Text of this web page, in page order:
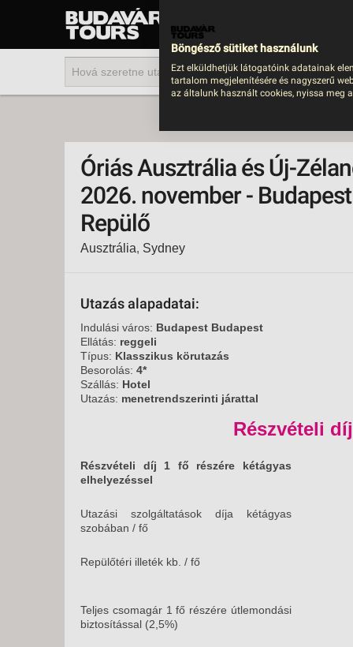
UTAZÁS
Óriás Ausztrália és Új-
2026. november -
Repülő
Ausztrália, Sydney
Utazás alapadatai:
Indulási város: Budapest Budapest
Ellátás: reggeli
Típus: Klasszikus körutazás
Besorolás: 4*
Szállás: Hotel
Utazás: menetrendszerinti járattal
Részvételi díj
Részvételi díj 1 fő részére kétágyas
elhelyezéssel
Utazási szolgáltatások díja kétágyas
szobában / fő
Repülőtéri illeték kb. / fő
Teljes csomagár 1 fő részére útlemondási
biztosítással (2,5%)
Böngésző sütiket használunk
Ezt elküldhetjük látogatóink adatainak
tartalom megjelenítésére és nagyszerű
az általunk használt cookies, nyissa meg